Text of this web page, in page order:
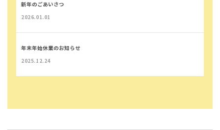
新年のごあいさつ
2026.01.01
年末年始休業のお知らせ
2025.12.24